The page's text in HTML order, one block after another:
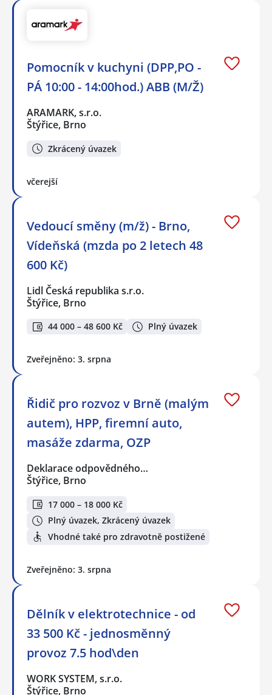
Pomocník v kuchyni (DPP,PO -
PÁ 10:00 - 14:00hod.) ABB (M/Ž)
ARAMARK, s.r.o.
Štýřice, Brno
Zkrácený úvazek
včerejší
Vedoucí směny (m/ž) - Brno,
Vídeňská (mzda po 2 letech 48
600 Kč)
Lidl Česká republika s.r.o.
Štýřice, Brno
44 000 – 48 600 Kč Plný úvazek
Zveřejněno: 3. srpna
Řidič pro rozvoz v Brně (malým
autem), HPP, firemní auto,
masáže zdarma, OZP
Deklarace odpovědného…
Štýřice, Brno
17 000 – 18 000 Kč
Plný úvazek, Zkrácený úvazek
Vhodné také pro zdravotně postižené
Zveřejněno: 3. srpna
Dělník v elektrotechnice - od
33 500 Kč - jednosměnný
provoz 7.5 hod\den
WORK SYSTEM, s.r.o.
Štýřice, Brno